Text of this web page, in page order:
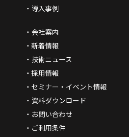
導入事例
会社案内
新着情報
技術ニュース
採用情報
セミナー・イベント情報
資料ダウンロード
お問い合わせ
ご利用条件